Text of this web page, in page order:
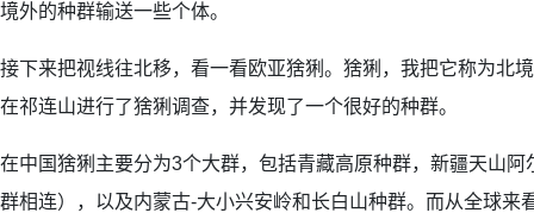
境外的种群输送一些个体。
接下来把视线往北移，看一看欧亚猞猁。猞猁，我把它称为北
在祁连山进行了猞猁调查，并发现了一个很好的种群。
在中国猞猁主要分为3个大群，包括青藏高原种群，新疆天山
群相连），以及内蒙古-大小兴安岭和长白山种群。而从全球来